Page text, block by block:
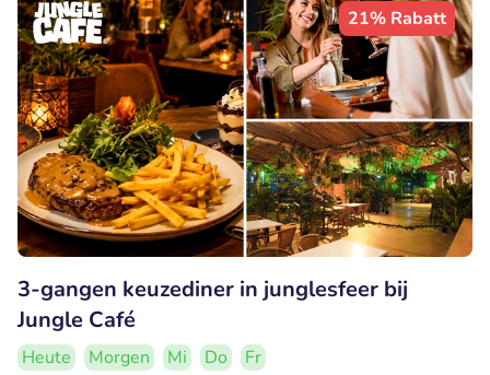
21% Rabatt
3-gangen keuzediner in junglesfeer bij
Jungle Café
Heute Morgen Mi Do
Fr